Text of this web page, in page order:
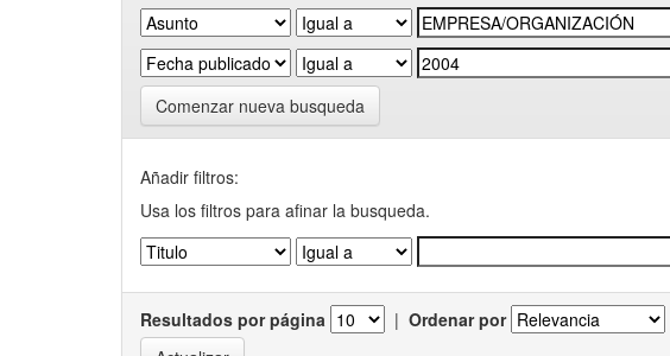
Comenzar nueva busqueda
Añadir filtros:
Usa los filtros para afinar la busqueda.
Resultados por página | Ordenar por